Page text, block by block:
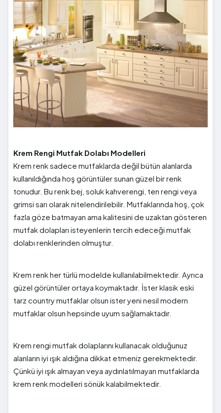
Krem Rengi Mutfak Dolabı Modelleri
Krem renk sadece mutfaklarda değil bütün alanlarda
kullanıldığında hoş görüntüler sunan güzel bir renk
tonudur. Bu renk bej, soluk kahverengi, ten rengi veya
grimsi sarı olarak nitelendirilebilir. Mutfaklarında hoş, çok
fazla göze batmayan ama kalitesini de uzaktan gösteren
mutfak dolapları isteyenlerin tercih edeceği mutfak
dolabı renklerinden olmuştur.
Krem renk her türlü modelde kullanılabilmektedir. Ayrıca
güzel görüntüler ortaya koymaktadır. İster klasik eski
tarz country mutfaklar olsun ister yeni nesil modern
mutfaklar olsun hepsinde uyum sağlamaktadır.
Krem rengi mutfak dolaplarını kullanacak olduğunuz
alanların iyi ışık aldığına dikkat etmeniz gerekmektedir.
Çünkü iyi ışık almayan veya aydınlatılmayan mutfaklarda
krem renk modelleri sönük kalabilmektedir.